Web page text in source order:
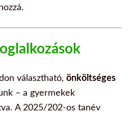
választható, önköltséges
– a gyermekek
A 2025/202-os tanév